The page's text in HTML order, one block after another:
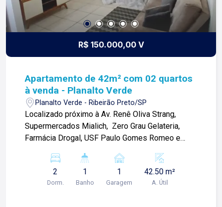
R$ 150.000,00 V
Apartamento de 42m² com 02 quartos
à venda - Planalto Verde
Planalto Verde - Ribeirão Preto/SP
Localizado próximo à Av. Renê Oliva Strang,
Supermercados Mialich, Zero Grau Gelateria,
Farmácia Drogal, USF Paulo Gomes Romeo e
-02 quartos; -01 sala; -01 banheiro; -Cozinha;
-Área de serviço; -01 vaga de garagem;
Condomínio com: -Portaria 24 horas; -Espaço
2
Dorm.
1
Banho
1
Garagem
42.50 m²
A. Útil